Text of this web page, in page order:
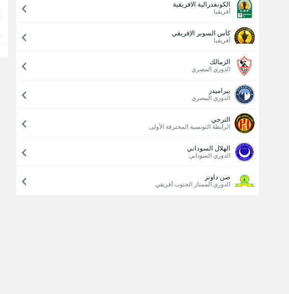
الكونفدرالية الافريقية
أفريقيا
كأس السوبر الإفريقي
أفريقيا
الزمالك
الدوري المصري
بيراميدز
الدوري المصري
الترجي
الرابطة التونسية المحترفة الأولى
الهلال السوداني
الدوري السوداني
صن داونز
الدوري الممتاز الجنوب أفريقي